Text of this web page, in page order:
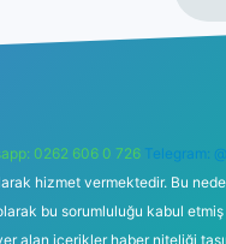
0262 606 0 726 Telegram:
hizmet vermektedir. Bu
bu sorumluluğu kabul
alan içerikler haber niteliği